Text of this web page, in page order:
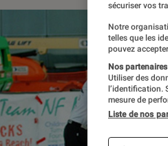
sécuriser vos
Notre
telles que les
pouvez
Nos
Utiliser des
l’identification.
mesure de
Liste de nos